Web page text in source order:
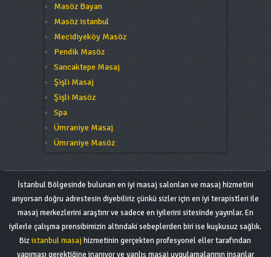
Masöz Bayan
Masöz istanbul
Mecidiyeköy Masöz
Pendik Masöz
Sancaktepe Masaj
Şişli Masaj
Şişli Masöz
Spa
Ümraniye Masaj
Ümraniye Masöz
İstanbul Bölgesinde bulunan en iyi masaj salonları ve masaj hizmetini
arıyorsan doğru adrestesin diyebiliriz çünkü sizler için en iyi terapistleri ile
masaj merkezlerini araştırır ve sadece en iyilerini sitesinde yayınlar. En
iyilerle çalışma prensibimizin altındaki sebeplerden biri ise kuşkusuz sağlık.
Bizistanbul masaj hizmetinin gerçekten profesyonel eller tarafından
yapıması gerektiğine inanıyor ve yanlış masaj uygulamalarının insanlar